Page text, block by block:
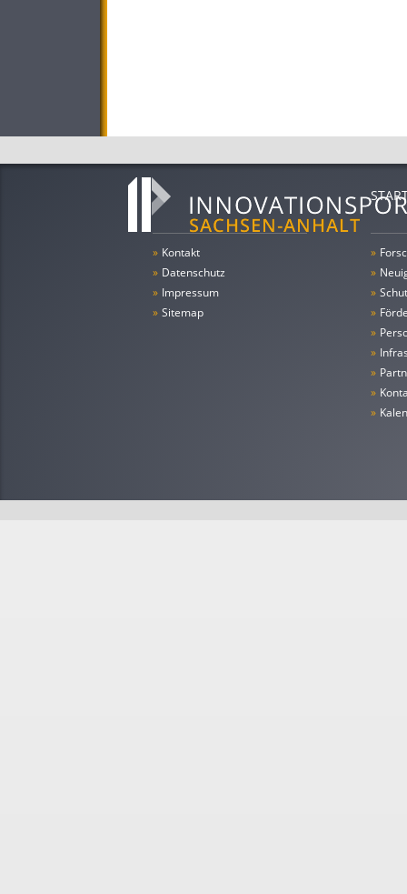
» Kontakt
» Datenschutz
» Impressum
» Sitemap
»
»
»
»
»
»
»
»
»